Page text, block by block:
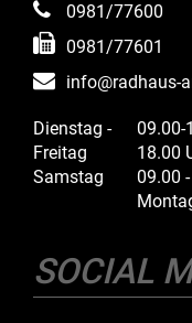
0981/77600
0981/77601
info@radhaus-
Dienstag -
Freitag
09.00-
Samstag
09.00
SOCIAL